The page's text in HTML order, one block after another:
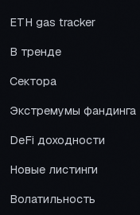
ETH gas tracker
В тренде
Сектора
Экстремумы фандинга
DeFi доходности
Новые листинги
Волатильность